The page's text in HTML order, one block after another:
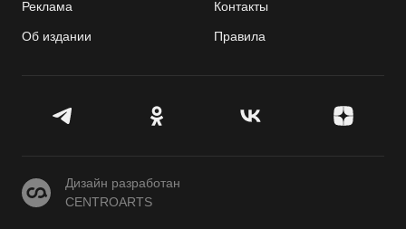
Реклама Контакты
Об издании Правила
CENTROARTS